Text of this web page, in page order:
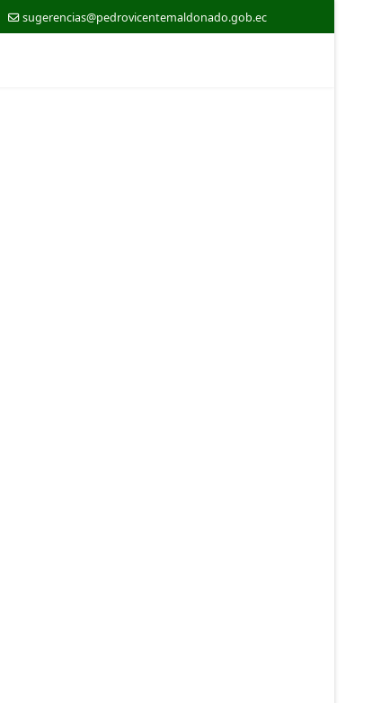
sugerencias@pedrovicentemaldonado.gob.ec